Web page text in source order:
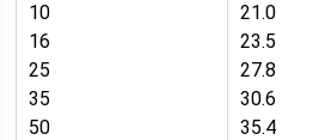
10
16
25
35
50
21.0
23.5
27.8
30.6
35.4